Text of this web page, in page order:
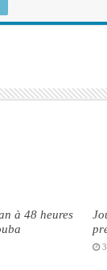
à 48 heures